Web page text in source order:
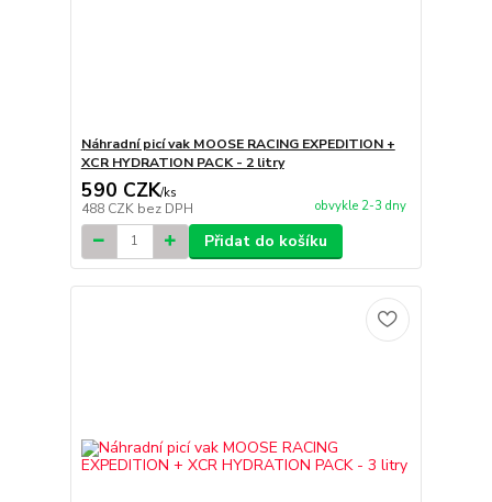
Náhradní picí vak MOOSE RACING EXPEDITION +
XCR HYDRATION PACK - 2 litry
590 CZK/ks
488 CZK bez DPH obvykle 2-3 dny
Přidat do košíku